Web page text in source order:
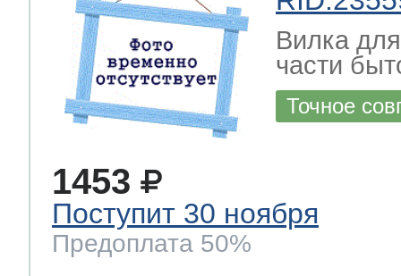
Вилка
части
Точное
1453
Поступит 30 ноября
Предоплата 50%